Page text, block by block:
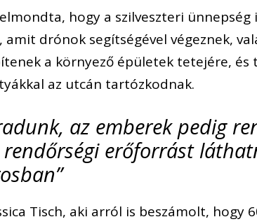
hogy a szilveszteri
amit drónok segítségével végeznek,
a környező épületek tetejére, és
az utcán tartózkodnak.
az emberek pedig
erőforrást
Tisch, aki arról is beszámolt, hogy